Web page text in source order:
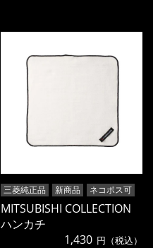
三菱純正品 新商品 ネコポス可
MITSUBISHI COLLECTION
ハンカチ
1,430 円（税込）